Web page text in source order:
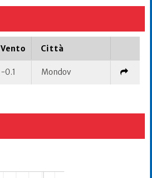
Vento Città
-0.1 Mondov